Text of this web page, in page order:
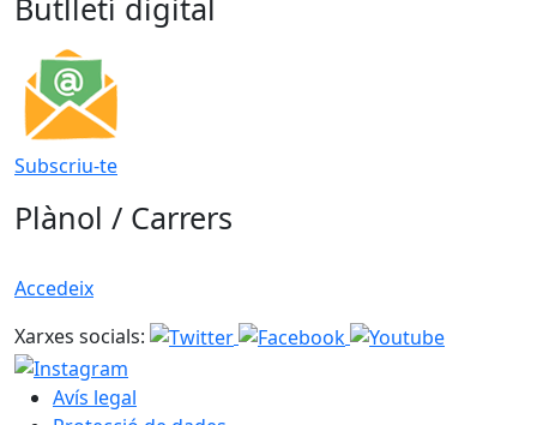
Subscriu-te
Plànol / Carrers
Accedeix
Xarxes socials:
Avís legal